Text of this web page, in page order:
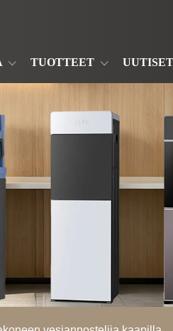
TUOTTEET UUTISET